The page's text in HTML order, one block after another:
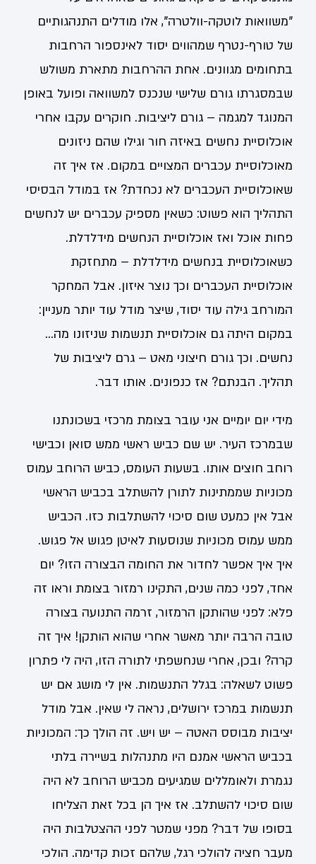
"משוואות לוטקה-וולטרה", אלו מודלים התנהגותיים
של טורף-נטרף שמהווים יסוד לאינספור הרחבות
בתחומים מגוונים. אחת ההרחבות מתארת משולש
שבמסגרתו גורם שלישי שנכנס למשוואה ופועל באופן
המנוגד למגמה – גורם ליציבות. חוקרים עקבו אחרי
אוכלוסיית נחשים באיזה חור וגילו שהם ניזונים
מאוכלוסיית עכברים המצויים במקום. אז איך זה
שאוכלוסיית העכברים לא נכחדת? אז במודל הבסיסי
התהליך הוא פשוט: כשאין מספיק עכברים יש לנחשים
פחות אוכל ואז אוכלוסיית הנחשים מידלדלת.
כשאוכלוסיית בנחשים מידלדלת – מתחזקת
אוכלוסיית העכברים וכך נוצר איזון. אבל המחקר
המורחב גילה עוד יסוד, שיצר מודל עוד יותר מעניין:
במקום היתה גם אוכלוסיית תנשמות שניזונו מה…
נחשים. וכך גורם חיצוני מאט – גרם ליציבות של
תהליך. הבנתם? אז כנפונים. אותו דבר.
מידי יום יומיים אני עובר בצומת מרכזי בשכונתנו
שבמרכז העיר. יש שם כביש ראשי ממש סואן וכבישי
רוחב חוצים אותו. בשעות העומס, כביש הרוחב עמוס
מכוניות שממתינות לתורן להשתלב בכביש הראשי
אבל אין כמעט שום סיכוי להשתלבות כזו. הכביש
ממש עמוס מכוניות שנוסעות לאיטן פגוש אל פגוש.
איך איך אפשר לחדור את החומה הבצורה הזו? יום
אחד, לפני כמה שנים, התקינו רמזור בצומת וראו זה
פלא: לפני שהותקן הרמזור, זרמה התנועה בצורה
טובה הרבה יותר מאשר אחרי שהוא הותקן! איך זה
קרה? ובכן, אחרי שנחשפתי לתורה הזו, היה לי פתרון
פשוט לשאלה: בגלל התנשמות. אין לי מושג אם יש
תנשמות במרכז ירושלים, נראה לי שאין. אבל מודל
יציבות מבוסס האטה – יש ויש. זה הולך כך: המכוניות
בכביש הראשי אמנם היו מתנהלות בשיירה בלתי
נגמרת ולאומללים שמגיעים מכביש הרוחב לא היה
שום סיכוי להשתלב. אז איך הן בכל זאת הצליחו
בסופו של דבר? מפני שמטר לפני ההצטלבות היה
מעבר חציה להולכי רגל, שלהם זכות קדימה. הולכי